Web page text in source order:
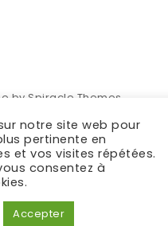
by Spiracle Themes
notre site web pour
pertinente en
et vos visites répétées.
consentez à
Accepter